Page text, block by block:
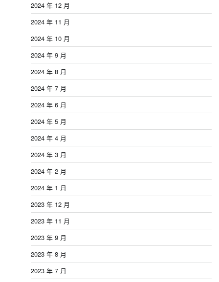
2024 年 12 月
2024 年 11 月
2024 年 10 月
2024 年 9 月
2024 年 8 月
2024 年 7 月
2024 年 6 月
2024 年 5 月
2024 年 4 月
2024 年 3 月
2024 年 2 月
2024 年 1 月
2023 年 12 月
2023 年 11 月
2023 年 9 月
2023 年 8 月
2023 年 7 月